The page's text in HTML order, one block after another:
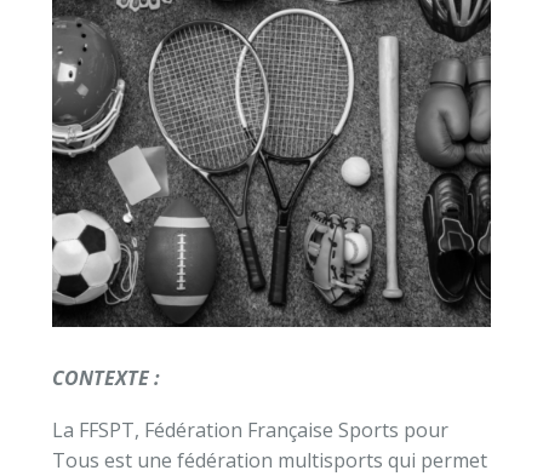
CONTEXTE :
La FFSPT, Fédération Française Sports pour
Tous est une fédération multisports qui permet